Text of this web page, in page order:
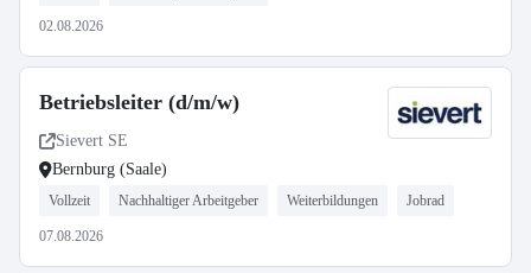
02.08.2026
Betriebsleiter (d/m/w)
Sievert SE
Bernburg (Saale)
Vollzeit Nachhaltiger Arbeitgeber Weiterbildungen Jobrad
07.08.2026